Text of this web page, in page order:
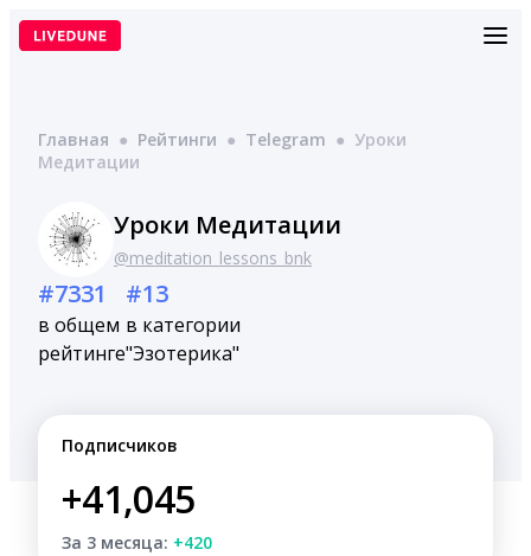
Перейти
Главная ● Рейтинги ● Telegram ● Уроки
Медитации
Уроки Медитации
@meditation_lessons_bnk
#7331
в общем
рейтинге
#13
в категории
"Эзотерика"
Подписчиков
+41,045
За 3 месяца: +420